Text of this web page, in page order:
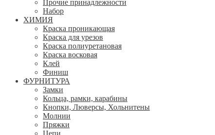
Прочие принадлежности
Набор
ХИМИЯ
Краска проникающая
Краска для урезов
Краска полиуретановая
Краска восковая
Клей
Финиш
ФУРНИТУРА
Замки
Кольца, рамки, карабины
Кнопки, Люверсы, Хольнитены
Молнии
Пряжки
Цепи